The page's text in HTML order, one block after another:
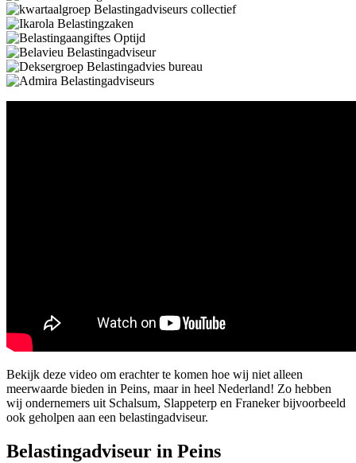
Bekijk deze video om erachter te komen hoe wij niet alleen
meerwaarde bieden in Peins, maar in heel Nederland! Zo hebben
wij ondernemers uit Schalsum, Slappeterp en Franeker bijvoorbeeld
ook geholpen aan een belastingadviseur.
Belastingadviseur in Peins